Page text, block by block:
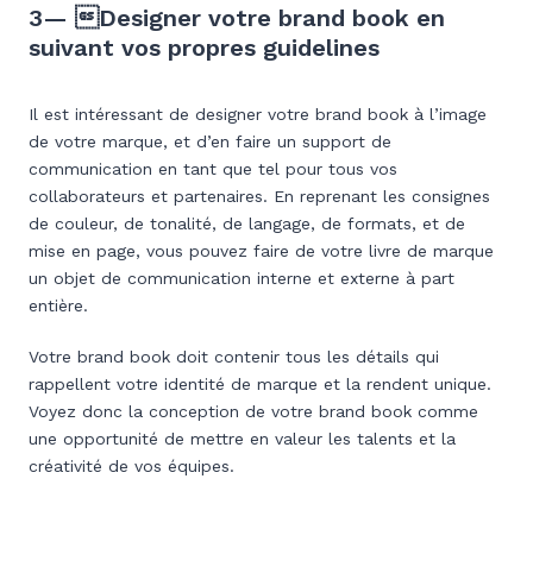
3— Designer votre brand book en
suivant vos propres guidelines
Il est intéressant de designer votre brand book à l’image
de votre marque, et d’en faire un support de
communication en tant que tel pour tous vos
collaborateurs et partenaires. En reprenant les consignes
de couleur, de tonalité, de langage, de formats, et de
mise en page, vous pouvez faire de votre livre de marque
un objet de communication interne et externe à part
entière.
Votre brand book doit contenir tous les détails qui
rappellent votre identité de marque et la rendent unique.
Voyez donc la conception de votre brand book comme
une opportunité de mettre en valeur les talents et la
créativité de vos équipes.